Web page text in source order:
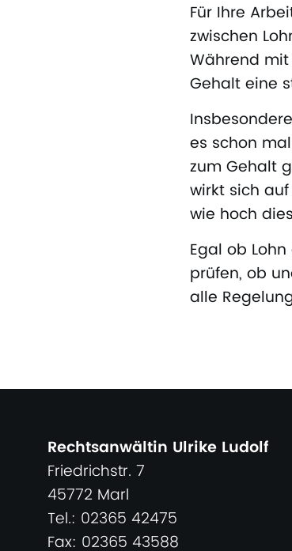
Für Ihre
zwischen
Während
Gehalt eine
es schon
zum Gehalt
wirkt sich
wie hoch
Egal ob
prüfen, ob
alle
Rechtsanwältin Ulrike Ludolf
Friedrichstr. 7
45772 Marl
Tel.: 02365 42475
Fax: 02365 43588